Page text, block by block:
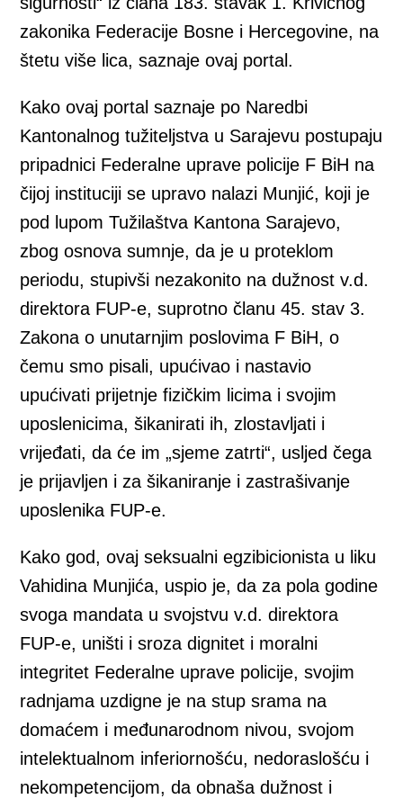
zakonika Federacije Bosne i Hercegovine, na
štetu više lica, saznaje ovaj portal.
Kako ovaj portal saznaje po Naredbi
Kantonalnog tužiteljstva u Sarajevu postupaju
pripadnici Federalne uprave policije F BiH na
čijoj instituciji se upravo nalazi Munjić, koji je
pod lupom Tužilaštva Kantona Sarajevo,
zbog osnova sumnje, da je u proteklom
periodu, stupivši nezakonito na dužnost v.d.
direktora FUP-e, suprotno članu 45. stav 3.
Zakona o unutarnjim poslovima F BiH, o
čemu smo pisali, upućivao i nastavio
upućivati prijetnje fizičkim licima i svojim
uposlenicima, šikanirati ih, zlostavljati i
vrijeđati, da će im „sjeme zatrti“, usljed čega
je prijavljen i za šikaniranje i zastrašivanje
uposlenika FUP-e.
Kako god, ovaj seksualni egzibicionista u liku
Vahidina Munjića, uspio je, da za pola godine
svoga mandata u svojstvu v.d. direktora
FUP-e, uništi i sroza dignitet i moralni
integritet Federalne uprave policije, svojim
radnjama uzdigne je na stup srama na
domaćem i međunarodnom nivou, svojom
intelektualnom inferiornošću, nedoraslošću i
nekompetencijom, da obnaša dužnost i